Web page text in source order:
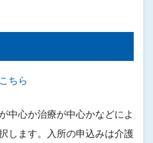
ちら
中心か治療が中心かなどによ
します。入所の申込みは介護